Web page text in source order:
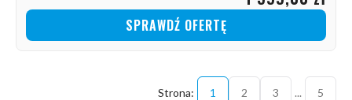
SPRAWDŹ OFERTĘ
1 2 3 ... 5